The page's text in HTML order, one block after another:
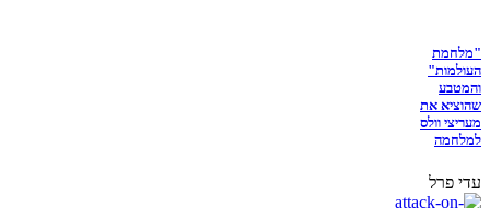
"מלחמת
העולמות"
והמטבע
שהוציא את
מעריצי וולס
למלחמה
עדי פרל